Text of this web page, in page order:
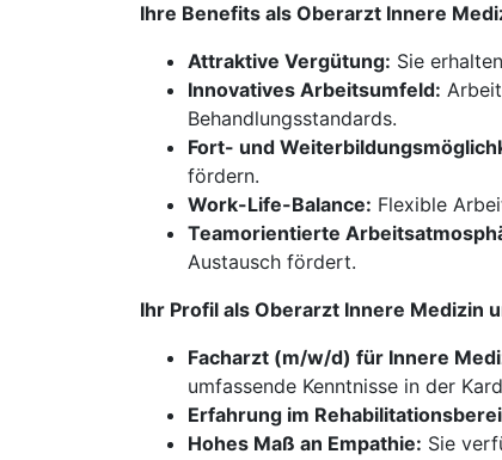
Ihre Benefits als Oberarzt Innere
Attraktive Vergütung: Sie
Innovatives Arbeitsumfeld:
Behandlungsstandards.
Fort- und
fördern.
Work-Life-Balance: Flexible
Teamorientierte
Austausch fördert.
Ihr Profil als Oberarzt Innere Medizin
Facharzt (m/w/d) für Innere
umfassende Kenntnisse in der
Erfahrung im
Hohes Maß an Empathie: Sie